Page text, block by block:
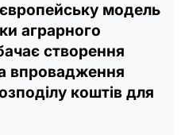
модель
аграрного
створення
впровадження
коштів для